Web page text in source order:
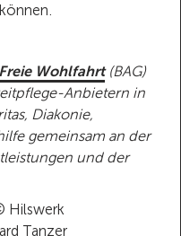
Wohlfahrt(BAG)
Anbietern in
Diakonie,
gemeinsam an der
und der
Tanzer